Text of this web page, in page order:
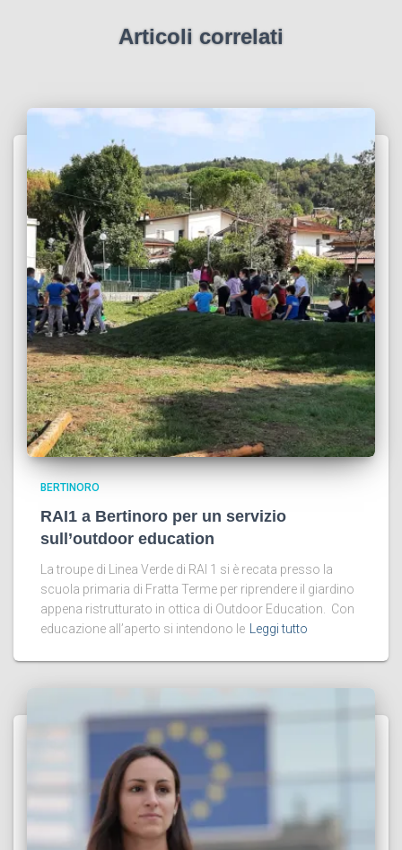
Articoli correlati
BERTINORO
RAI1 a Bertinoro per un servizio
sull’outdoor education
La troupe di Linea Verde di RAI 1 si è recata presso la
scuola primaria di Fratta Terme per riprendere il giardino
appena ristrutturato in ottica di Outdoor Education. Con
educazione all’aperto si intendono le
Leggi tutto